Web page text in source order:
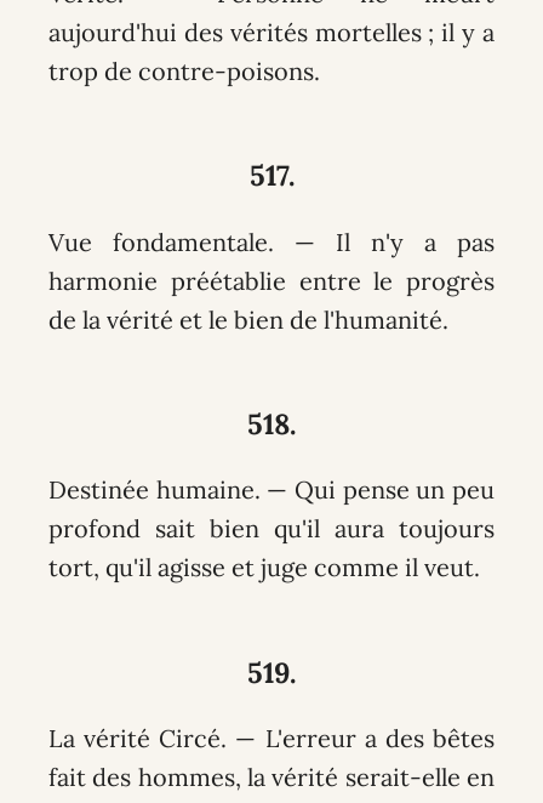
aujourd'hui des vérités mortelles ; il y a
trop de contre-poisons.
517.
Vue fondamentale. — Il n'y a pas
harmonie préétablie entre le progrès
de la vérité et le bien de l'humanité.
518.
Destinée humaine. — Qui pense un peu
profond sait bien qu'il aura toujours
tort, qu'il agisse et juge comme il veut.
519.
La vérité Circé. — L'erreur a des bêtes
fait des hommes, la vérité serait-elle en